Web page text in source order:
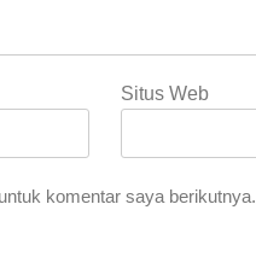
Situs Web
komentar saya berikutnya.